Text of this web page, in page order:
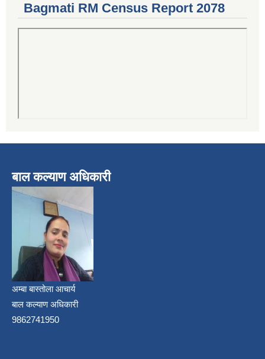
Bagmati RM Census Report 2078
बाल कल्याण अधिकारी
अम्बा बास्तोला आचार्य
बाल कल्याण अधिकारी
9862741950